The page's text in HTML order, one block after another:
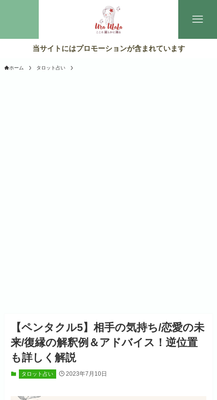
当サイトにはプロモーションが含まれています
ホーム タロット占い
【ペンタクル5】相手の気持ち/恋愛の未
来/復縁の解釈例＆アドバイス！逆位置
も詳しく解説
タロット占い 2023年7月10日